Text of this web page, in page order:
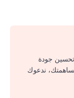
تحسين جودة
مساهمتك، ندعوك